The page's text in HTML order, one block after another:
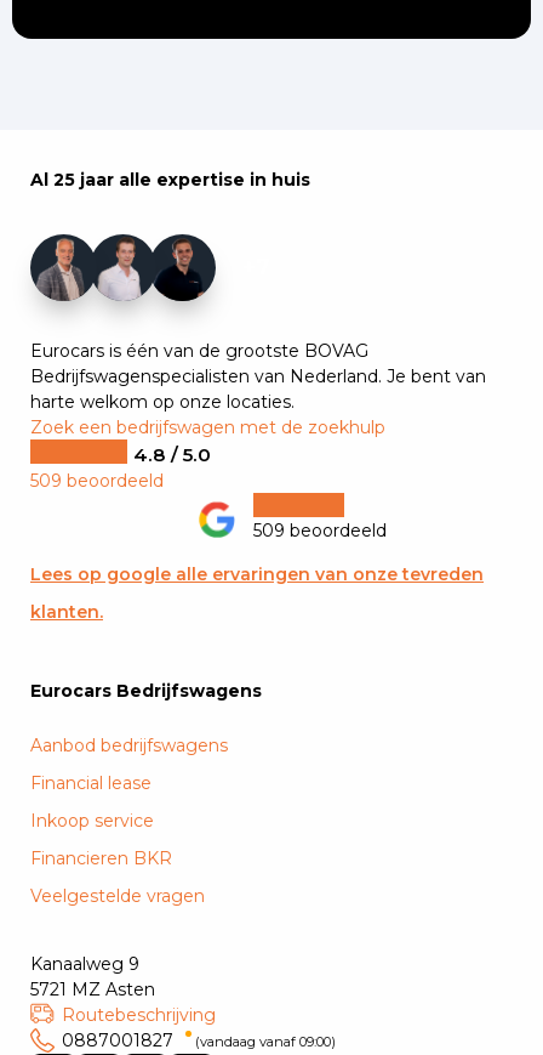
Al 25 jaar alle expertise in huis
Eurocars is één van de grootste BOVAG
Bedrijfswagenspecialisten van Nederland. Je bent van
harte welkom op onze locaties.
Zoek een bedrijfswagen met de zoekhulp
4.8 / 5.0
509 beoordeeld
509 beoordeeld
Lees op google alle ervaringen van onze tevreden
klanten.
Eurocars Bedrijfswagens
Aanbod bedrijfswagens
Financial lease
Inkoop service
Financieren BKR
Veelgestelde vragen
Kanaalweg 9
5721 MZ Asten
Routebeschrijving
0887001827
(vandaag vanaf 09:00)